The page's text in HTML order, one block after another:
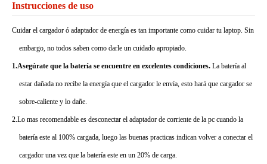
Instrucciones de uso
Cuidar el cargador ó adaptador de energía es tan importante como cuidar tu laptop. Sin
embargo, no todos saben como darle un cuidado apropiado.
1.Asegúrate que la batería se encuentre en excelentes condiciones. La batería al
estar dañada no recibe la energía que el cargador le envía, esto hará que cargador se
sobre-caliente y lo dañe.
2.Lo mas recomendable es desconectar el adaptador de corriente de la pc cuando la
batería este al 100% cargada, luego las buenas practicas indican volver a conectar el
cargador una vez que la batería este en un 20% de carga.